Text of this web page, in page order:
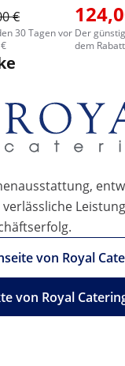
€
30 Tagen vor Der
dem
von Royal
von Royal